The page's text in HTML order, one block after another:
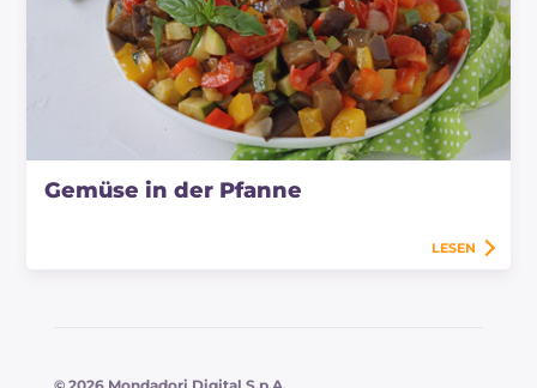
Gemüse in der Pfanne
LESEN